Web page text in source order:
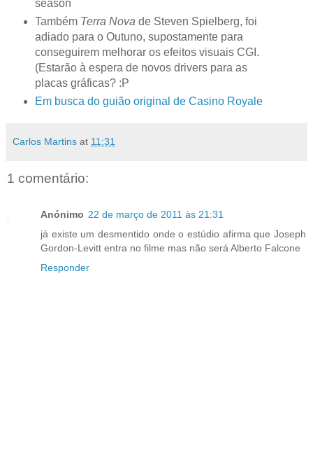
season
Também Terra Nova de Steven Spielberg, foi
adiado para o Outuno, supostamente para
conseguirem melhorar os efeitos visuais CGI.
(Estarão à espera de novos drivers para as
placas gráficas? :P
Em busca do guião original de Casino Royale
Carlos Martins at 11:31
1 comentário:
Anónimo 22 de março de 2011 às 21:31
já existe um desmentido onde o estúdio afirma que Joseph
Gordon-Levitt entra no filme mas não será Alberto Falcone
Responder